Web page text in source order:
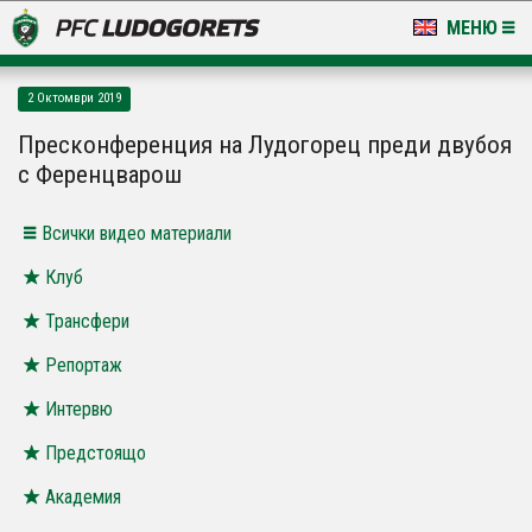
МЕНЮ
LUDOGORETS TV
НА ТЕРЕНА
СТАДИОН & БАЗИ
2 Октомври 2019
Пресконференция на Лудогорец преди двубоя
с Ференцварош
Всички видео материали
Клуб
Трансфери
Репортаж
Интервю
Предстоящо
Академия